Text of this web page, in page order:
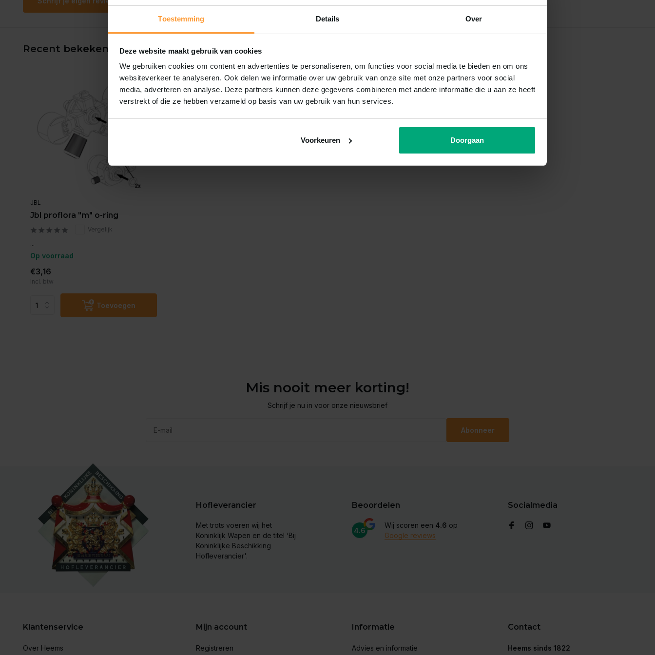
Toestemming Details Over
Deze website maakt gebruik van cookies
We gebruiken cookies om content en advertenties te personaliseren, om functies voor social media te bieden en om ons
websiteverkeer te analyseren. Ook delen we informatie over uw gebruik van onze site met onze partners voor social
media, adverteren en analyse. Deze partners kunnen deze gegevens combineren met andere informatie die u aan ze heeft
verstrekt of die ze hebben verzameld op basis van uw gebruik van hun services.
Voorkeuren Doorgaan
Recent bekeken
JBL
Jbl proflora "m" o-ring
Vergelijk
...
Op voorraad
€3,16
Incl. btw
Toevoegen
Mis nooit meer korting!
Schrijf je nu in voor onze nieuwsbrief
Abonneer
Hofleverancier
Met trots voeren wij het
Koninklijk Wapen en de titel ‘Bij
Koninklijke Beschikking
Hofleverancier'.
Beoordelen
4.6
Wij scoren een 4.6 op
Google reviews
Socialmedia
Klantenservice
Over Heems
Mijn account
Registreren
Informatie
Advies en informatie
Contact
Heems sinds 1822